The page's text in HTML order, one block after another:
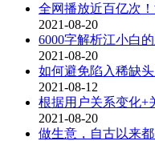
全网播放近百亿次
2021-08-20
6000字解析江小白
2021-08-20
如何避免陷入稀缺
2021-08-12
根据用户关系变化+
2021-08-20
做生意，自古以来